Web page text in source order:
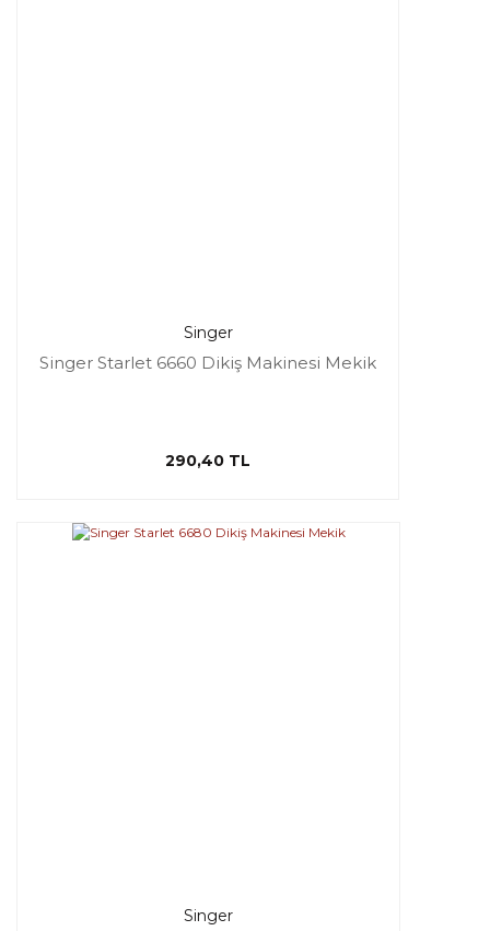
Singer
Singer Starlet 6660 Dikiş Makinesi Mekik
290,40 TL
Singer